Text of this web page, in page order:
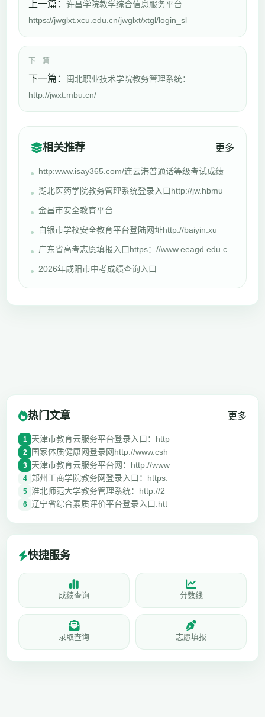
上一篇： 许昌学院教学综合信息服务平台
https://jwglxt.xcu.edu.cn/jwglxt/xtgl/login_sl
下一篇
下一篇： 闽北职业技术学院教务管理系统：
http://jwxt.mbu.cn/
相关推荐 更多
http:www.isay365.com/连云港普通话等级考试成绩
湖北医药学院教务管理系统登录入口http://jw.hbmu
金昌市安全教育平台
白银市学校安全教育平台登陆网址http://baiyin.xu
广东省高考志愿填报入口https：//www.eeagd.edu.c
2026年咸阳市中考成绩查询入口
热门文章 更多
1 天津市教育云服务平台登录入口：http
2 国家体质健康网登录网http://www.csh
3 天津市教育云服务平台网：http://www
4 郑州工商学院教务网登录入口：https:
5 淮北师范大学教务管理系统：http://2
6 辽宁省综合素质评价平台登录入口:htt
快捷服务
成绩查询 分数线
录取查询 志愿填报